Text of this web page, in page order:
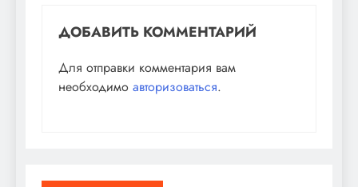
ДОБАВИТЬ КОММЕНТАРИЙ
Для отправки комментария вам
необходимо авторизоваться.